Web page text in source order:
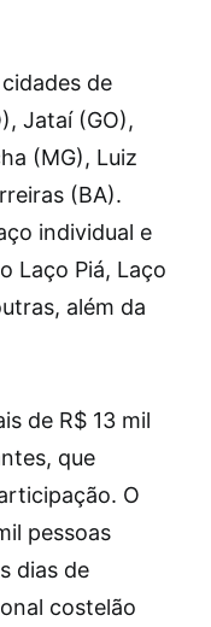
de
Jataí (GO),
(MG), Luiz
(BA).
individual e
Laço Piá, Laço
além da
de R$ 13 mil
que
O
pessoas
dias de
costelão